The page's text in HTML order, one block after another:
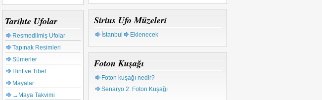
Tarihte Ufolar
Resmedilmiş Ufolar
Tapınak Resimleri
Sümerler
Hint ve Tibet
Mayalar
→Maya Takvimi
Sirius Ufo Müzeleri
İstanbul Eklenecek
Foton Kuşağı
Foton kuşağı nedir?
Senaryo 2: Foton Kuşağı